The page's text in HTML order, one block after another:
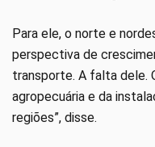
Para ele, o norte e
perspectiva de
transporte. A falta dele.
agropecuária e da
regiões”, disse.